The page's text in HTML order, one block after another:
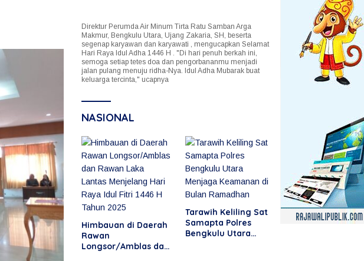
Direktur Perumda Air Minum Tirta Ratu Samban Arga
Makmur, Bengkulu Utara, Ujang Zakaria, SH, beserta
segenap karyawan dan karyawati , mengucapkan Selamat
Hari Raya Idul Adha 1446 H . "Di hari penuh berkah ini,
semoga setiap tetes doa dan pengorbananmu menjadi
jalan pulang menuju ridha-Nya. Idul Adha Mubarak buat
keluarga tercinta," ucapnya
NASIONAL
Himbauan di Daerah
Rawan
Longsor/Amblas dan
Tarawih Keliling Sat
Samapta Polres
Bengkulu Utara